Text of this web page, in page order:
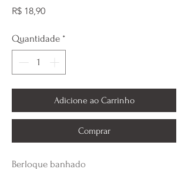
R$ 18,90Preço
Quantidade *
Adicione ao Carrinho
Comprar
Berloque banhado